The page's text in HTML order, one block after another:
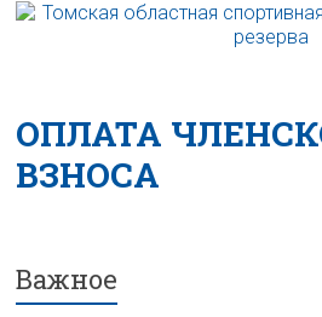
ОПЛАТА
ВЗНОСА
Важное